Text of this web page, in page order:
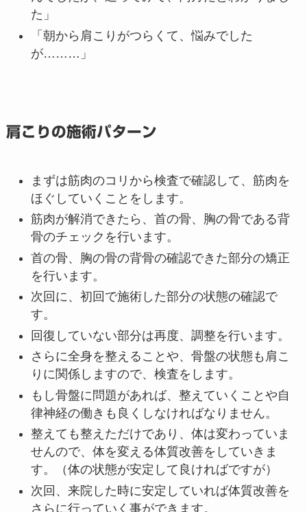
た」
「朝から肩こりがつらくて、悩みでした
が………」
肩こりの施術パターン
まずは筋肉のコリから検査で確認して、筋肉を
ほぐしていくことをします。
筋肉が解消できたら、首の骨、胸の骨である背
骨のチェックを行います。
首の骨、胸の骨の背骨の確認できた部分の矯正
を行います。
次回に、初回で施術した部分の状態の確認で
す。
回復していない部分は再度、調整を行います。
さらに全身を整えることや、骨盤の状態も肩こ
りに関係しますので、検査をします。
もし骨盤に問題があれば、整えていくことや自
律神経の働きも良くしなければなりません。
整えても整えただけであり、体は変わっていま
せんので、体を変える体質改善をしていきま
す。（体の状態が安定して良ければですが）
次回、来院した時に安定していれば体質改善を
さらに行っていく事ができます。